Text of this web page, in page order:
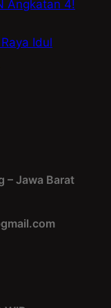
Angkatan 4!
Idul
– Jawa Barat